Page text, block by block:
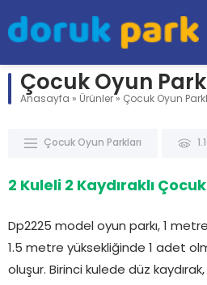
Çocuk Oyun
Anasayfa » Ürünler » Çocuk Oyun
Çocuk Oyun Parkları
2 Kuleli 2 Kaydıraklı
Dp2225 model oyun parkı, 1
1.5 metre yüksekliğinde 1 adet
oluşur. Birinci kulede düz